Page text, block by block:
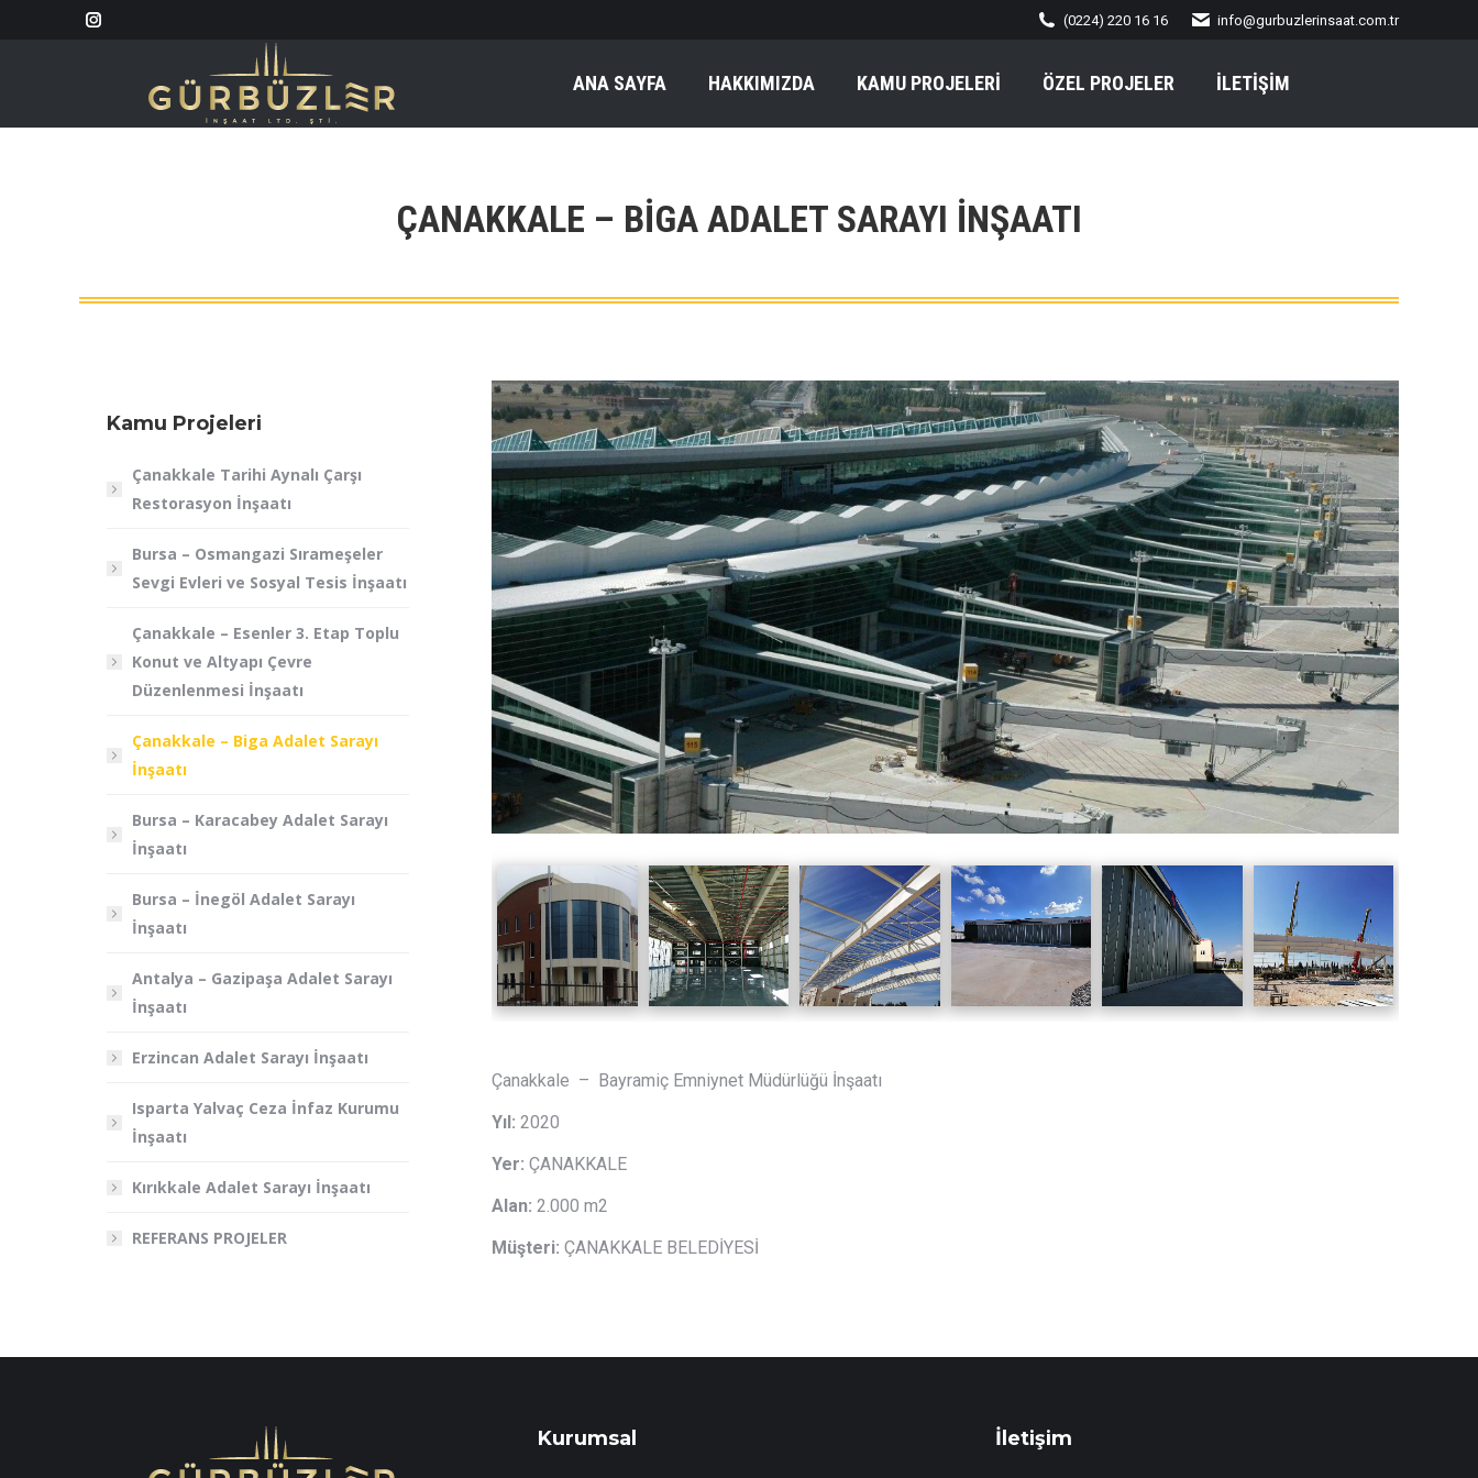
Instagram
(0224) 220 16 16 info@gurbuzlerinsaat.com.tr
ANA SAYFA HAKKIMIZDA KAMU PROJELERİ ÖZEL PROJELER İLETIŞIM
ÇANAKKALE – BIGA ADALET SARAYI İNŞAATI
Çanakkale – Bayramiç Emniynet Müdürlüğü İnşaatı
Yıl: 2020
Yer: ÇANAKKALE
Alan: 2.000 m2
Müşteri: ÇANAKKALE BELEDİYESİ
Kamu Projeleri
Çanakkale Tarihi Aynalı Çarşı
Restorasyon İnşaatı
Bursa – Osmangazi Sırameşeler
Sevgi Evleri ve Sosyal Tesis İnşaatı
Çanakkale – Esenler 3. Etap Toplu
Konut ve Altyapı Çevre
Düzenlenmesi İnşaatı
Çanakkale – Biga Adalet Sarayı
İnşaatı
Bursa – Karacabey Adalet Sarayı
İnşaatı
Bursa – İnegöl Adalet Sarayı
İnşaatı
Antalya – Gazipaşa Adalet Sarayı
İnşaatı
Erzincan Adalet Sarayı İnşaatı
Isparta Yalvaç Ceza İnfaz Kurumu
İnşaatı
Kırıkkale Adalet Sarayı İnşaatı
REFERANS PROJELER
Kurumsal İletişim